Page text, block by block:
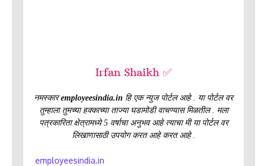
Irfan Shaikh ✅
नमस्कारemployeesindia.in हि एक न्युज पोर्टल आहे . या पोर्टल वर
तुम्हाला तुमच्या हक्काच्या ताज्या घडामोडी वाचण्यास मिळतील . मला
पत्रकारिता क्षेत्रामध्ये 5 वर्षाचा अनुभव आहे त्याचा मी या पोर्टल वर
लिखाणासाठी उपयोग करत आहे करत आहे .
employeesindia.in